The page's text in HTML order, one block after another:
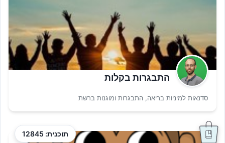
התבגרות בקלות
סדנאות למיניות בריאה, התבגרות ומוגנות ברשת
תוכנית: 12845